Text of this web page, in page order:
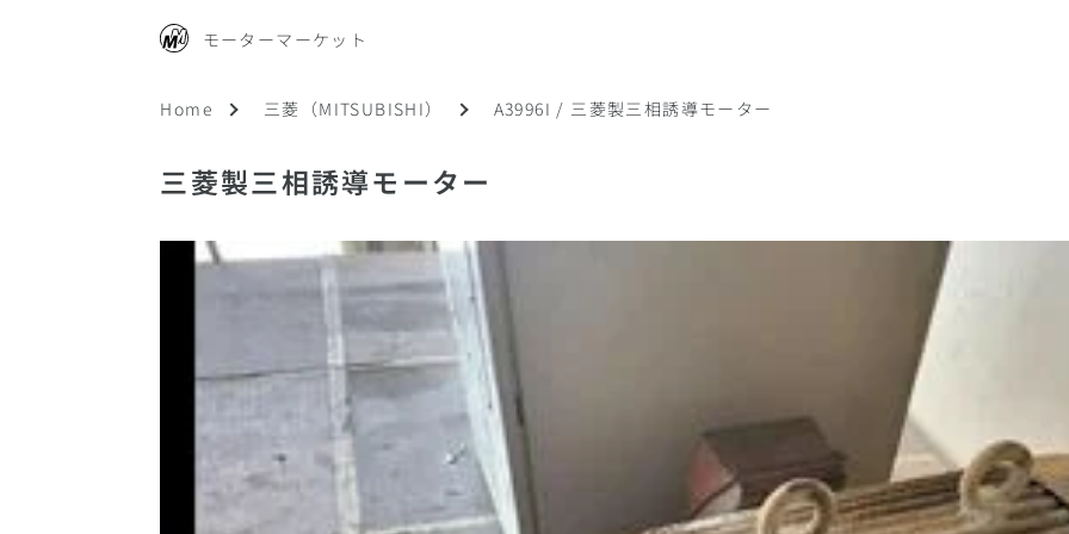
モーターマーケット
Home 三菱（MITSUBISHI） A3996I / 三菱製三相誘導モーター
三菱製三相誘導モーター